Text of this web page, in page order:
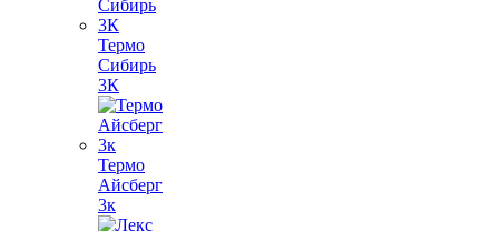
Термо
Сибирь
3К
Термо
Айсберг
3к